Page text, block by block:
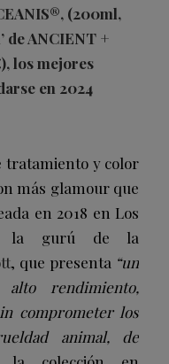
(200ml,
de ANCIENT +
los mejores
en 2024
tratamiento y color
más glamour que
en 2018 en Los
la gurú de la
, que presenta “un
alto rendimiento,
comprometer los
animal, de